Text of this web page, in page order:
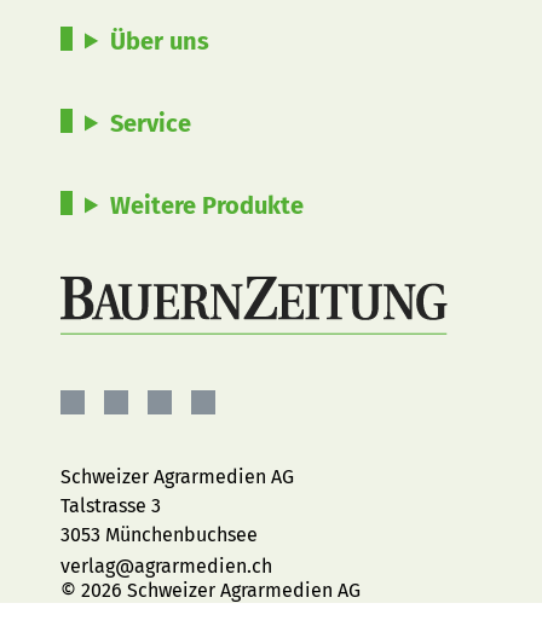
Über uns
Service
Weitere Produkte
Facebook
Instagram
YouTubeLinkedIn
Schweizer Agrarmedien AG
Talstrasse 3
3053 Münchenbuchsee
verlag@agrarmedien.ch
© 2026 Schweizer Agrarmedien AG